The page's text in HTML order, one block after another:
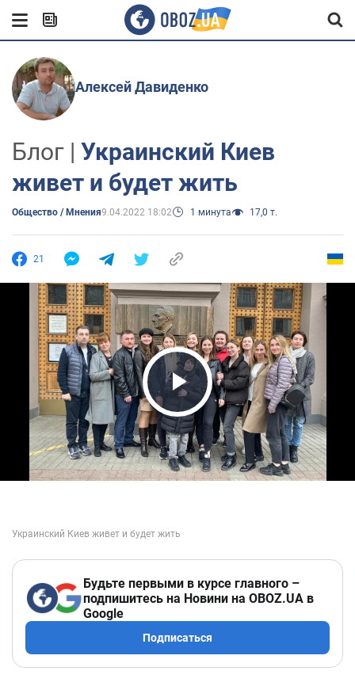
Алексей Давиденко
Блог | Украинский Киев
живет и будет жить
Общество / Мнения9.04.2022 18:02 1 минута 17,0 т.
21
Play Video
Будьте первыми в курсе главного –
подпишитесь на Новини на OBOZ.UA в
Google
Подписаться